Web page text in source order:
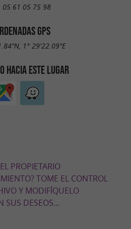
05 61 05 75 98
GPS
1° 29'22.09"E
HACIA ESTE LUGAR
PROPIETARIO
TOME EL CONTROL
Y MODIFÍQUELO
SUS DESEOS...